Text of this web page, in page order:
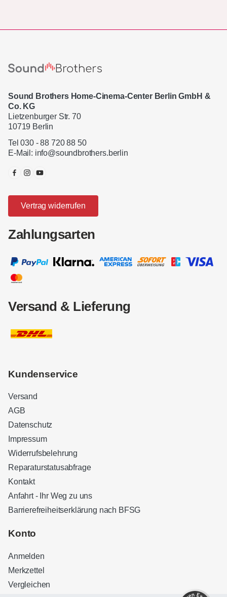
Sound Brothers Home-Cinema-Center Berlin GmbH &
Co. KG
Lietzenburger Str. 70
10719 Berlin
Tel 030 - 88 720 88 50
E-Mail: info@soundbrothers.berlin
Vertrag widerrufen
Zahlungsarten
Versand & Lieferung
Kundenservice
Versand
AGB
Datenschutz
Impressum
Widerrufsbelehrung
Reparaturstatusabfrage
Kontakt
Anfahrt - Ihr Weg zu uns
Barrierefreiheitserklärung nach BFSG
Konto
Anmelden
Merkzettel
Vergleichen
Kundenbewertungen und Erfahrungen zu
32